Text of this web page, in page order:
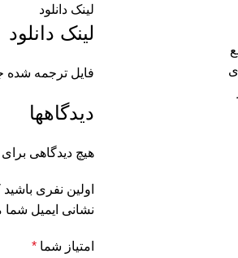
لینک دانلود
لینک دانلود
فایل ترجمه
دیدگاهها
هیچ دیدگاهی
اولین نفری
نشانی ایمیل
امتیاز شما*